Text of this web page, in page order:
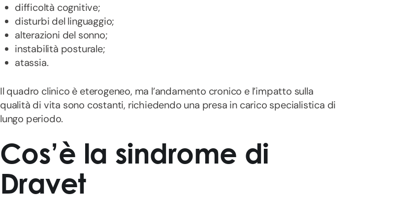
difficoltà cognitive;
disturbi del linguaggio;
alterazioni del sonno;
instabilità posturale;
atassia.
Il quadro clinico è eterogeneo, ma l’andamento cronico e l’impatto sulla
qualità di vita sono costanti, richiedendo una presa in carico specialistica di
lungo periodo.
Cos’è la sindrome di
Dravet